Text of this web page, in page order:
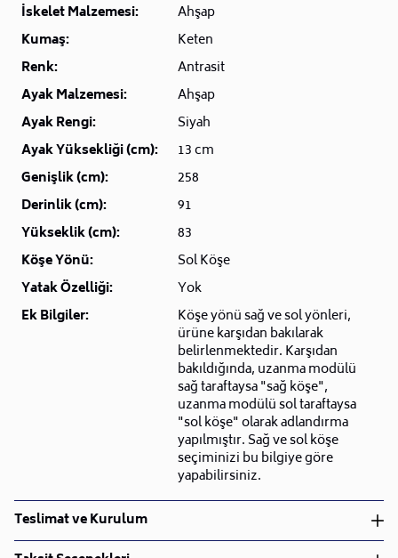
İskelet Malzemesi:
Ahşap
Kumaş:
Keten
Renk:
Antrasit
Ayak Malzemesi:
Ahşap
Ayak Rengi:
Siyah
Ayak Yüksekliği (cm):
13 cm
Genişlik (cm):
258
Derinlik (cm):
91
Yükseklik (cm):
83
Köşe Yönü:
Sol Köşe
Yatak Özelliği:
Yok
Ek Bilgiler:
Köşe yönü sağ ve sol yönleri,
ürüne karşıdan bakılarak
belirlenmektedir. Karşıdan
bakıldığında, uzanma modülü
sağ taraftaysa "sağ köşe",
uzanma modülü sol taraftaysa
"sol köşe" olarak adlandırma
yapılmıştır. Sağ ve sol köşe
seçiminizi bu bilgiye göre
yapabilirsiniz.
Teslimat ve Kurulum
Teslimat ve Kurulum